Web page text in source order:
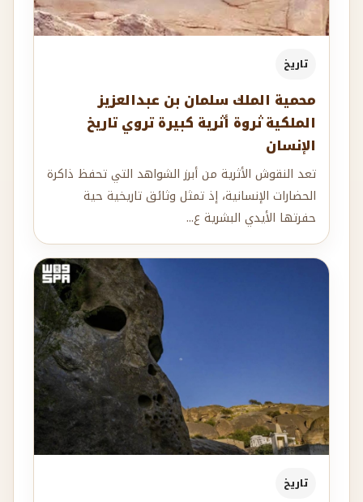
تاريخ
محمية الملك سلمان بن عبدالعزيز
الملكية ثروة أثرية كبيرة تروي تاريخ
الإنسان
تعد النقوش الأثرية من أبرز الشواهد التي تحفظ ذاكرة
الحضارات الإنسانية، إذ تمثل وثائق تاريخية حية
حفرتها الأيدي البشرية ع...
تاريخ